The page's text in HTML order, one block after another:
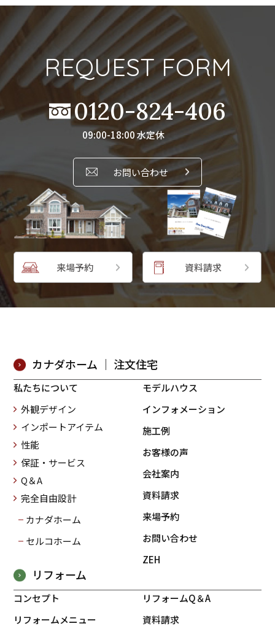
REQUEST FORM
0120-824-406
09:00-18:00 水定休
お問い合わせ
来場予約 資料請求
カナダホーム ｜ 注文住宅
私たちについて
外観デザイン
インポートアイテム
性能
保証・サービス
Q＆A
完全自由設計
カナダホーム
セルコホーム
モデルハウス
インフォメーション
施工例
お客様の声
会社案内
資料請求
来場予約
お問い合わせ
ZEH
リフォーム
コンセプト
リフォームメニュー
リフォームQ＆A
資料請求